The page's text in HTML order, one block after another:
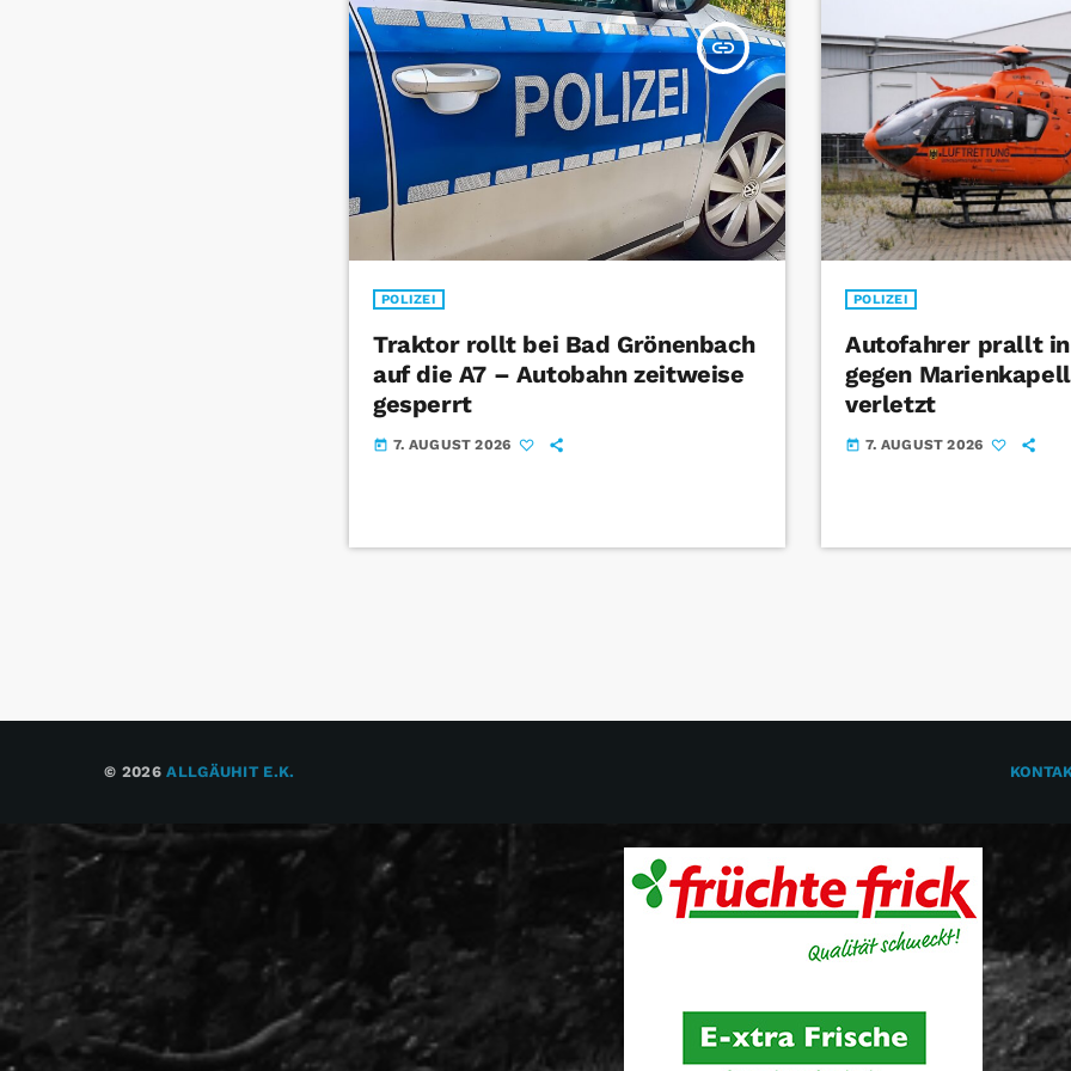
insert_link
POLIZEI
Traktor rollt bei Bad Grönenbach
auf die A7 – Autobahn zeitweise
gesperrt
today 7. AUGUST 2026
POLIZEI
Autofahrer prallt
gegen
verletzt
today 7. AUGUST 2026
© 2026ALLGÄUHIT E.K.